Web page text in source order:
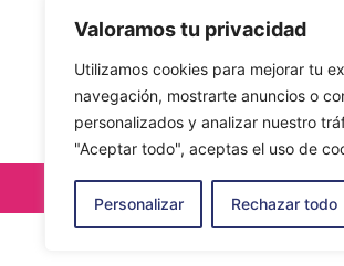
Valoramos tu privacidad
Utilizamos cookies para mejorar tu
navegación, mostrarte anuncios o
personalizados y analizar nuestro
"Aceptar todo", aceptas el uso de
Personalizar Rechazar todo
Alquiler de equipos profesionales